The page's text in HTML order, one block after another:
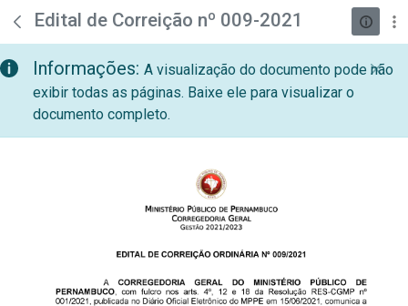
Pular para o Conteúdo principal
teste descricao
Edital de Correição nº 009-2021
Informações: A visualização do documento pode não
exibir todas as páginas. Baixe ele para visualizar o
documento completo.